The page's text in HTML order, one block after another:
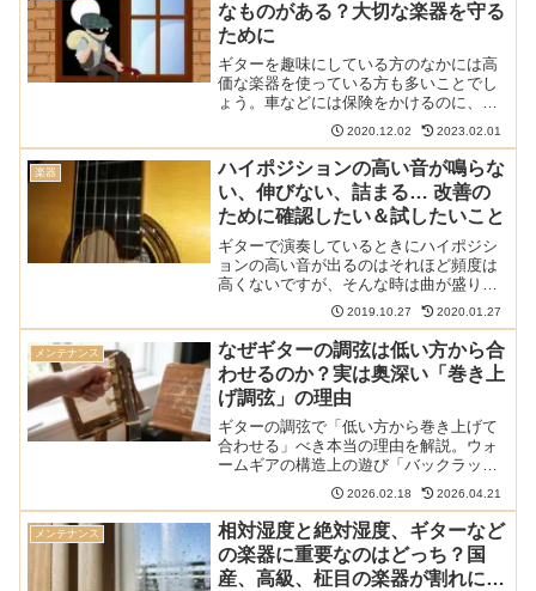
なものがある？大切な楽器を守る
ために
ギターを趣味にしている方のなかには高
価な楽器を使っている方も多いことでし
ょう。車などには保険をかけるのに、同
じく高価な持ち物であるギターに保険を
かけたという話はあまり聞きません。こ
の記事ではギターにかけられる保険には
どんなものがあるのか、ど...
2020.12.02 2023.02.01
楽器
ハイポジションの高い音が鳴らな
い、伸びない、詰まる… 改善の
ために確認したい＆試したいこと
ギターで演奏しているときにハイポジシ
ョンの高い音が出るのはそれほど頻度は
高くないですが、そんな時は曲が盛り上
がったり、重要な場面であることが多い
です。その時に音が鳴らなかったり伸び
なかったするとがっかりしてしまいま
す。どのような点に気を付け...
2019.10.27 2020.01.27
メンテナンス
なぜギターの調弦は低い方から合
わせるのか？実は奥深い「巻き上
げ調弦」の理由
ギターの調弦で「低い方から巻き上げて
合わせる」べき本当の理由を解説。ウォ
ームギアの構造上の遊び「バックラッシ
ュ」の回避だけでなく、音響心理学に基
づいた人間の知覚特性、ナットの「ステ
ィックスリップ現象」など、物理学・機
械工学の視点から学術的に解明します。
2026.02.18 2026.04.21
メンテナンス
相対湿度と絶対湿度、ギターなど
の楽器に重要なのはどっち？国
産、高級、柾目の楽器が割れにく